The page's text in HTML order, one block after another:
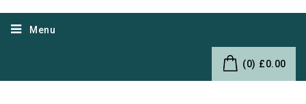
Menu
(0) £0.00